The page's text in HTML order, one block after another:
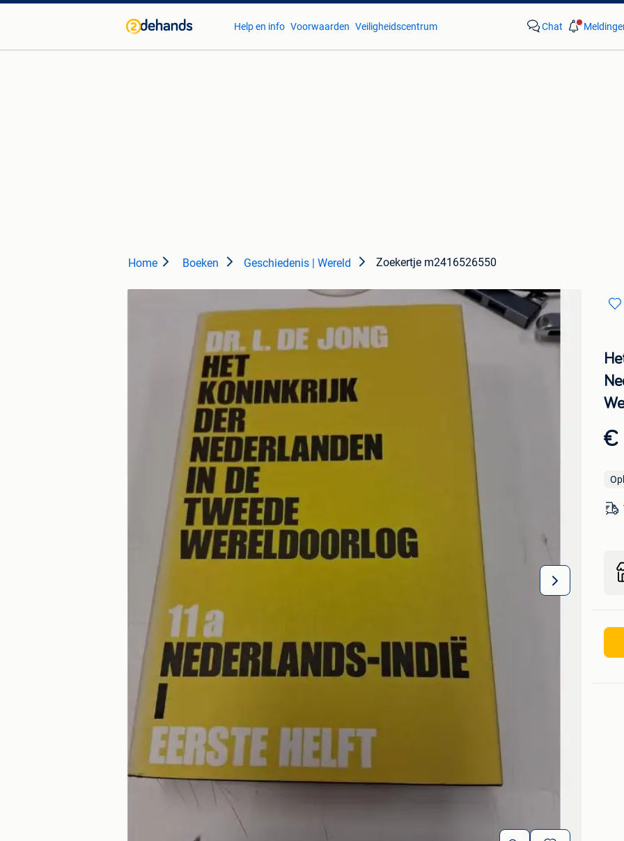
Help en info Voorwaarden Veiligheidscentrum Chat
Home Boeken Geschiedenis | Wereld Zoekertje m2416526550
€